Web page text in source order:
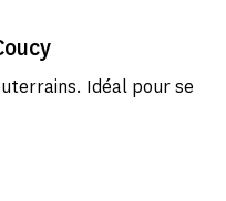
Idéal pour se